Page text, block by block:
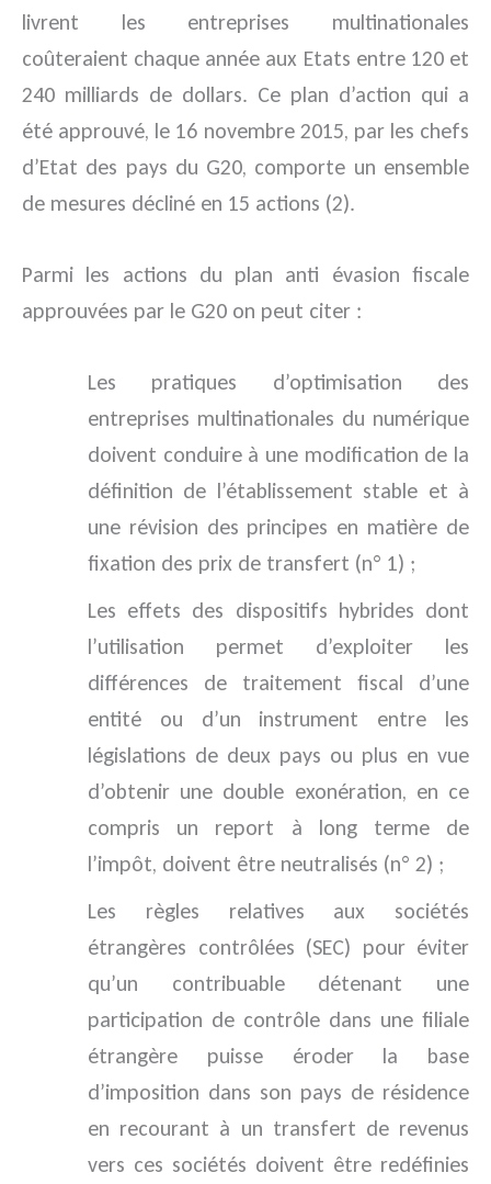
livrent les entreprises multinationales
coûteraient chaque année aux Etats entre 120 et
240 milliards de dollars. Ce plan d’action qui a
été approuvé, le 16 novembre 2015, par les chefs
d’Etat des pays du G20, comporte un ensemble
de mesures décliné en 15 actions (2).
Parmi les actions du plan anti évasion fiscale
approuvées par le G20 on peut citer :
Les pratiques d’optimisation des
entreprises multinationales du numérique
doivent conduire à une modification de la
définition de l’établissement stable et à
une révision des principes en matière de
fixation des prix de transfert (n° 1) ;
Les effets des dispositifs hybrides dont
l’utilisation permet d’exploiter les
différences de traitement fiscal d’une
entité ou d’un instrument entre les
législations de deux pays ou plus en vue
d’obtenir une double exonération, en ce
compris un report à long terme de
l’impôt, doivent être neutralisés (n° 2) ;
Les règles relatives aux sociétés
étrangères contrôlées (SEC) pour éviter
qu’un contribuable détenant une
participation de contrôle dans une filiale
étrangère puisse éroder la base
d’imposition dans son pays de résidence
en recourant à un transfert de revenus
vers ces sociétés doivent être redéfinies